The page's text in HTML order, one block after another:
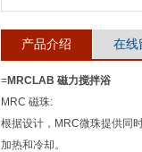
产品介绍 在线
=MRCLAB 磁力搅拌浴
MRC 磁珠:
根据设计，MRC微珠提供同
加热和冷却。